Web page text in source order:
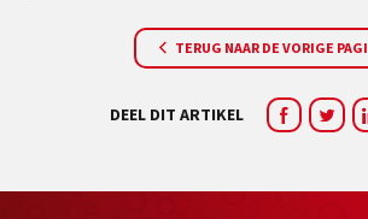
TERUG NAAR DE VORIGE
DEEL DIT ARTIKEL